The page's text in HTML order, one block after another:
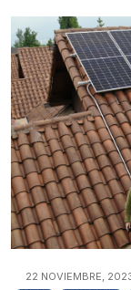
22 NOVIEMBRE,